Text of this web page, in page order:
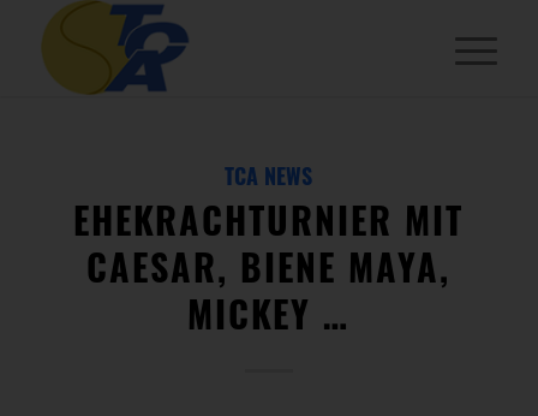
TCA NEWS
EHEKRACHTURNIER MIT
CAESAR, BIENE MAYA,
MICKEY …